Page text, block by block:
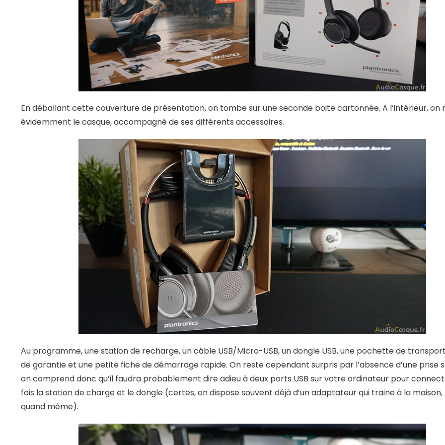
En déballant cette couverture de présentation, on tombe sur une seconde boite cartonnée. A l’intérieur, on
évidemment le casque, accompagné de ses différents accessoires.
Au programme, une station de recharge, un câble USB/Micro-USB, un dongle USB, une pochette de
de garantie et une petite fiche de démarrage rapide. On reste cependant surpris par l’absence d’une prise
on comprend donc qu’il faudra probablement dire adieu à deux ports USB sur votre ordinateur pour
fois la station de charge et le dongle (certes, on dispose souvent déjà d’un adaptateur qui traine à la maison,
quand même).